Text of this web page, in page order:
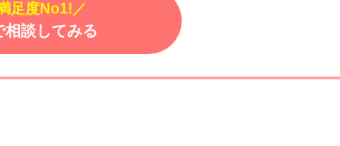
足度No1!／
相談してみる